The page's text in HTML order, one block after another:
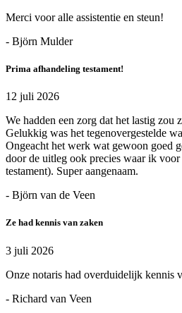
Merci voor alle assistentie en steun!
- Björn Mulder
Prima afhandeling testament!
12 juli 2026
We hadden een zorg dat het lastig zou
Gelukkig was het tegenovergestelde
Ongeacht het werk wat gewoon goed
door de uitleg ook precies waar ik
testament). Super aangenaam.
- Björn van de Veen
Ze had kennis van zaken
3 juli 2026
Onze notaris had overduidelijk kennis
- Richard van Veen